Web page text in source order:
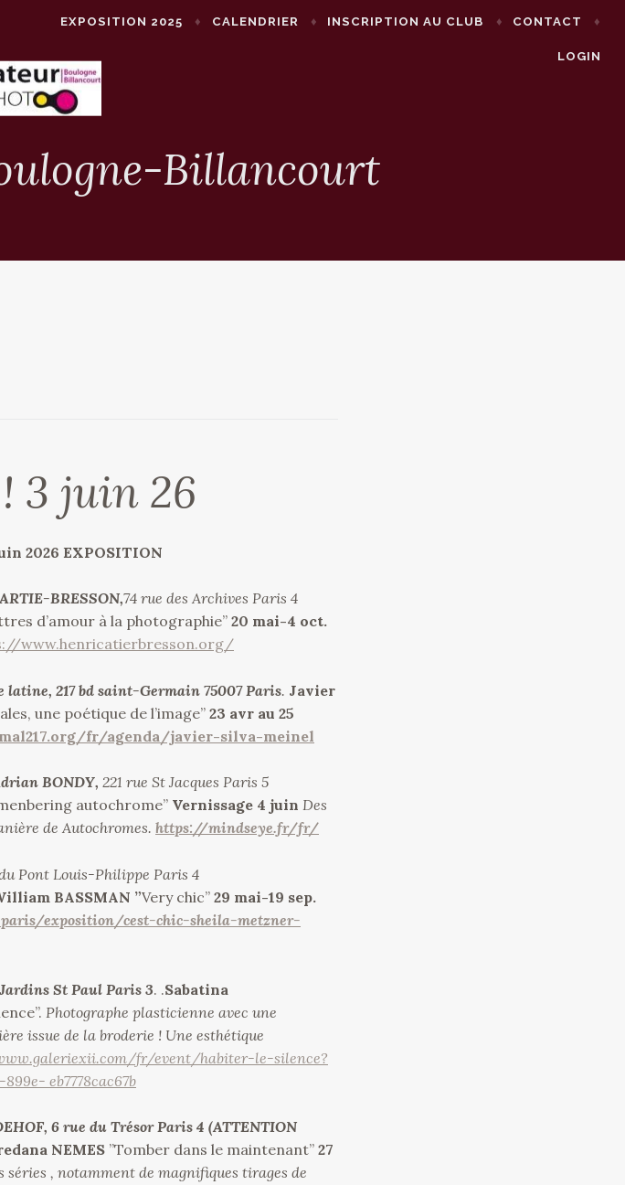
EXPOSITION 2025 CALENDRIER INSCRIPTION AU CLUB CONTACT
LOGIN
Billancourt
! 3 juin 26
2026 EXPOSITION
BRESSON,74 rue des Archives Paris 4
d’amour à la photographie”20 mai-4 oct.
www.henricatierbresson.org/
latine, 217 bd saint-Germain 75007 Paris. Javier
une poétique de l’image”23 avr au 25
fr/agenda/javier-silva-meinel
BONDY, 221 rue St Jacques Paris 5
autochrome” Vernissage 4 juin Des
de Autochromes. https://mindseye.fr/fr/
Pont Louis-Philippe Paris 4
BASSMAN ”Very chic” 29 mai-19 sep.
exposition/cest-chic-sheila-metzner-
St Paul Paris 3. .Sabatina
Photographe plasticienne avec une
issue de la broderie ! Une esthétique
fr/event/habiter-le-silence?
899e- eb7778cac67b
6 rue du Trésor Paris 4 (ATTENTION
NEMES ”Tomber dans le maintenant” 27
séries , notamment de magnifiques tirages de